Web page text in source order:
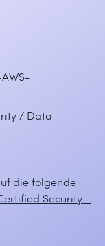
/ Data
die folgende
Security –